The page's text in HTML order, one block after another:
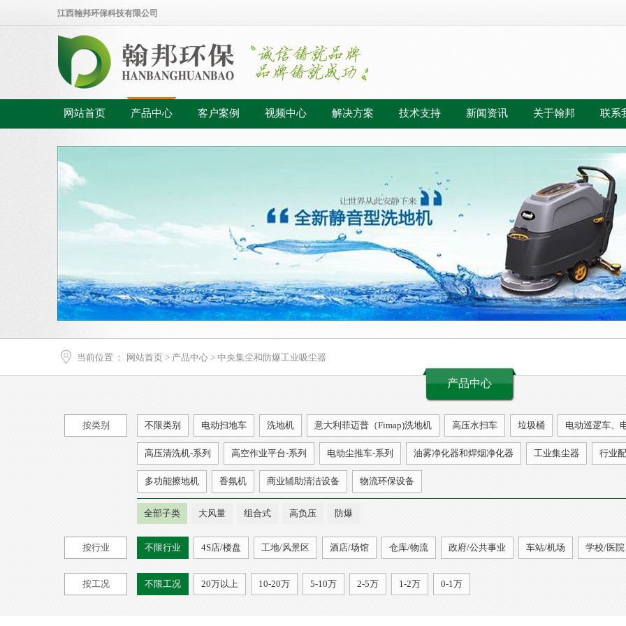
江西翰邦环保科技有限公司
网站首页 产品中心 客户案例 视频中心 解决方案 技术支持 新闻资讯 关于翰邦 联系
当前位置 ： 网站首页 > 产品中心 > 中央集尘和防爆工业吸尘器
产品中心
按类别 不限类别 电动扫地车 洗地机 意大利菲迈普（Fimap)洗地机 高压水扫车 垃圾桶 电动巡逻车、
高压清洗机-系列 高空作业平台-系列 电动尘推车-系列 油雾净化器和焊烟净化器 工业集尘器 行业
多功能擦地机 香氛机 商业辅助清洁设备 物流环保设备
全部子类 大风量 组合式 高负压 防爆
按行业 不限行业 4S店/楼盘 工地/风景区 酒店/场馆 仓库/物流 政府/公共事业 车站/机场 学校/医院
按工况 不限工况 20万以上 10-20万 5-10万 2-5万 1-2万 0-1万